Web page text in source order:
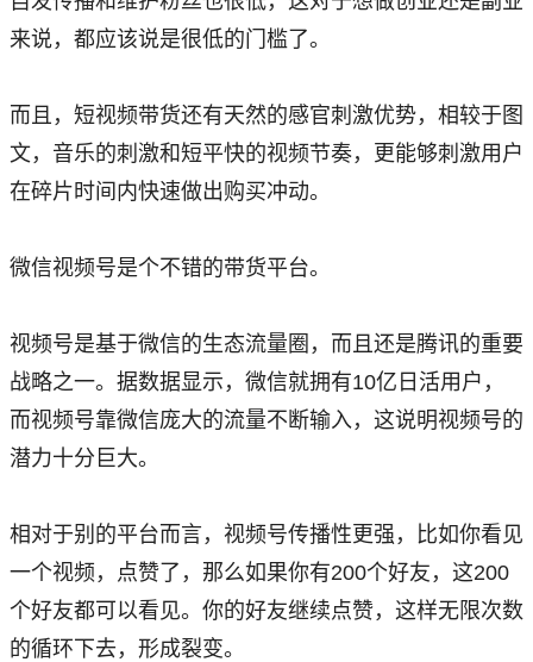
来说，都应该说是很低的门槛了。
而且，短视频带货还有天然的感官刺激优势，相较于图
文，音乐的刺激和短平快的视频节奏，更能够刺激用户
在碎片时间内快速做出购买冲动。
微信视频号是个不错的带货平台。
视频号是基于微信的生态流量圈，而且还是腾讯的重要
战略之一。据数据显示，微信就拥有10亿日活用户，
而视频号靠微信庞大的流量不断输入，这说明视频号的
潜力十分巨大。
相对于别的平台而言，视频号传播性更强，比如你看见
一个视频，点赞了，那么如果你有200个好友，这200
个好友都可以看见。你的好友继续点赞，这样无限次数
的循环下去，形成裂变。